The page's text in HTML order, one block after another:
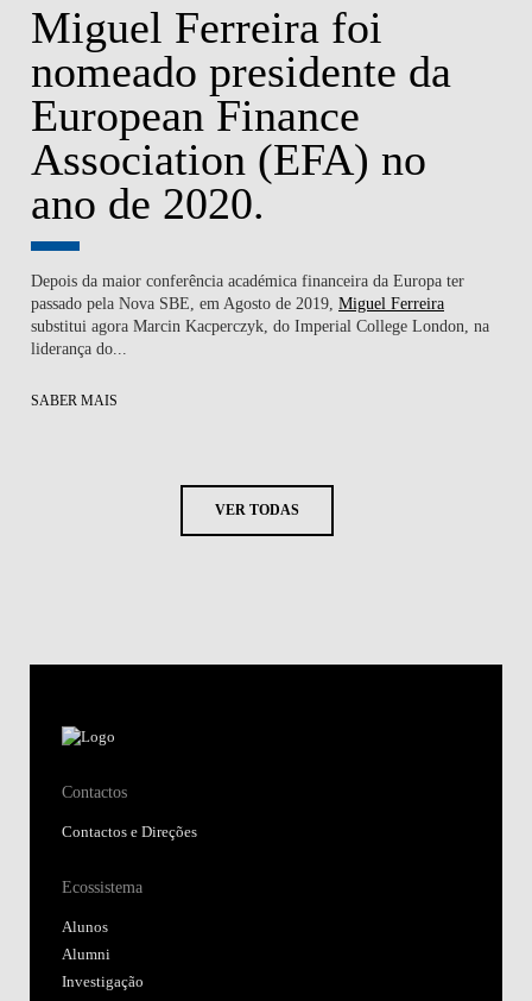
Miguel Ferreira foi
nomeado presidente da
European Finance
Association (EFA) no
ano de 2020.
Depois da maior conferência académica financeira da Europa ter
passado pelaNova SBE , em Agosto de 2019,Miguel Ferreira
substitui agora Marcin Kacperczyk, do Imperial College London, na
liderança do...
SABER MAIS
VER TODAS
Contactos
Contactos e Direções
Ecossistema
Alunos
Alumni
Investigação